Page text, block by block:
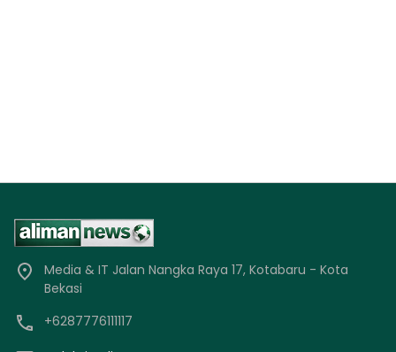
Media & IT Jalan Nangka Raya 17, Kotabaru - Kota
Bekasi
+6287776111117